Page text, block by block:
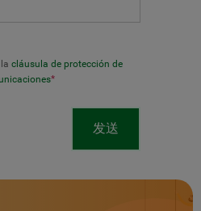
cláusula de protección de
*
发送